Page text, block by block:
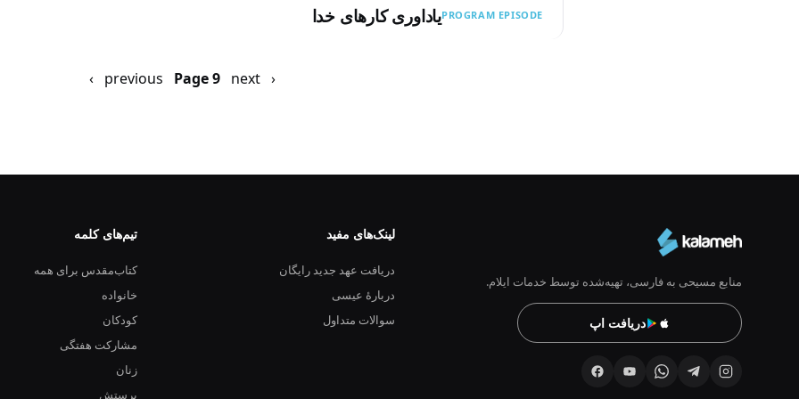
PROGRAM EPISODEیاداوری کارهای خدا
Previous
‹ previous
Page 9
صفحه next ›
منابع مسیحی به فارسی، تهیه‌شده توسط خدمات ایلام.
دریافت اپ
لینک‌های مفید
دریافت عهد جدید رایگان
دربارهٔ عیسی
سوالات متداول
تیم‌های کلمه
کتاب‌مقدس برای همه
خانواده
کودکان
مشارکت هفتگی
زنان
پرستش